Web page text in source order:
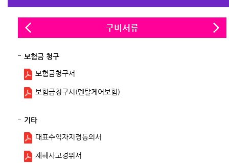
구비서류
보험금 청구
보험금청구서
보험금청구서(덴탈케어보험)
기타
대표수익자지정동의서
재해사고경위서